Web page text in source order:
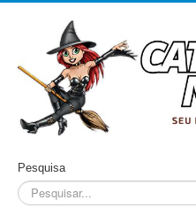
Pesquisa